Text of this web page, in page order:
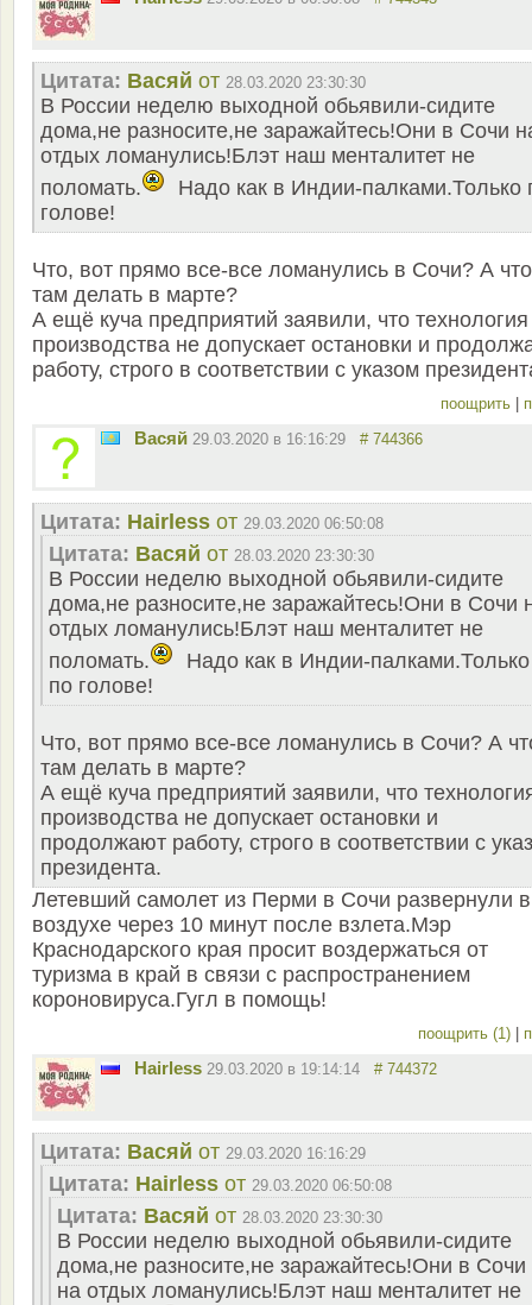
Цитата: Васяй от 28.03.2020 23:30:30
В России неделю выходной обьявили-сидите
дома,не разносите,не заражайтесь!Они в Сочи
отдых ломанулись!Блэт наш менталитет не
поломать.
Надо как в Индии-палками.Только
голове!
Что, вот прямо все-все ломанулись в Сочи? А что
там делать в марте?
А ещё куча предприятий заявили, что технология
производства не допускает остановки и
работу, строго в соответствии с указом
поощрить
Васяй 29.03.2020 в 16:16:29 # 744366
Цитата: Hairless от 29.03.2020 06:50:08
Цитата: Васяй от 28.03.2020 23:30:30
В России неделю выходной обьявили-сидите
дома,не разносите,не заражайтесь!Они в Сочи
отдых ломанулись!Блэт наш менталитет не
поломать.
Надо как в Индии-палками.Только
по голове!
Что, вот прямо все-все ломанулись в Сочи? А
там делать в марте?
А ещё куча предприятий заявили, что
производства не допускает остановки и
продолжают работу, строго в соответствии с
президента.
Летевший самолет из Перми в Сочи развернули в
воздухе через 10 минут после взлета.Мэр
Краснодарского края просит воздержаться от
туризма в край в связи с распространением
короновируса.Гугл в помощь!
поощрить (1)
Hairless 29.03.2020 в 19:14:14 # 744372
Цитата: Васяй от 29.03.2020 16:16:29
Цитата: Hairless от 29.03.2020 06:50:08
Цитата: Васяй от 28.03.2020 23:30:30
В России неделю выходной обьявили-сидите
дома,не разносите,не заражайтесь!Они в Сочи
на отдых ломанулись!Блэт наш менталитет не